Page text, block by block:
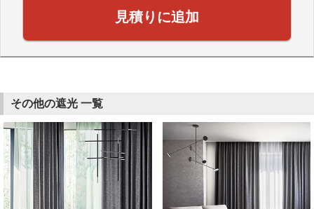
見積りに追加
その他の遮光 一覧